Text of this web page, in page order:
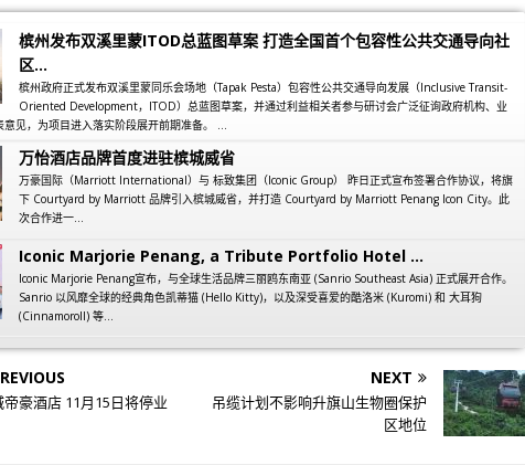
槟州发布双溪里蒙ITOD总蓝图草案 打造全国首个包容性公共交通导向社
区...
槟州政府正式发布双溪里蒙同乐会场地（Tapak Pesta）包容性公共交通导向发展（Inclusive Transit-
Oriented Development，ITOD）总蓝图草案，并通过利益相关者参与研讨会广泛征询政府机构、业
见，为项目进入落实阶段展开前期准备。 ...
万怡酒店品牌首度进驻槟城威省
万豪国际（Marriott International）与 标致集团（Iconic Group） 昨日正式宣布签署合作协议，将旗
下 Courtyard by Marriott 品牌引入槟城威省，并打造 Courtyard by Marriott Penang Icon City。此
次合作进一...
Iconic Marjorie Penang, a Tribute Portfolio Hotel ...
Iconic Marjorie Penang宣布，与全球生活品牌三丽鸥东南亚 (Sanrio Southeast Asia) 正式展开合作。
Sanrio 以风靡全球的经典角色凯蒂猫 (Hello Kitty)，以及深受喜爱的酷洛米 (Kuromi) 和 大耳狗
(Cinnamoroll) 等...
帝豪酒店 11月15日将停业
NEXT
吊缆计划不影响升旗山生物圈保护
区地位